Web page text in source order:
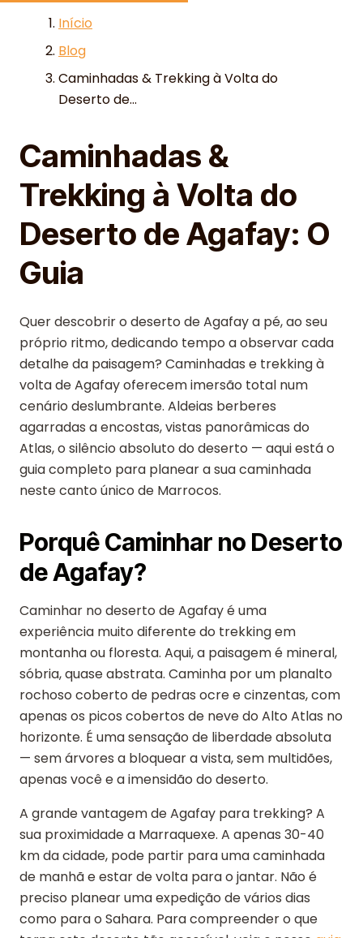
Skip to content
Início
Blog
Caminhadas & Trekking à Volta do
Deserto de...
Caminhadas &
Trekking à Volta do
Deserto de Agafay: O
Guia
Quer descobrir o deserto de Agafay a pé, ao seu
próprio ritmo, dedicando tempo a observar cada
detalhe da paisagem? Caminhadas e trekking à
volta de Agafay oferecem imersão total num
cenário deslumbrante. Aldeias berberes
agarradas a encostas, vistas panorâmicas do
Atlas, o silêncio absoluto do deserto — aqui está o
guia completo para planear a sua caminhada
neste canto único de Marrocos.
Porquê Caminhar no Deserto
de Agafay?
Caminhar no deserto de Agafay é uma
experiência muito diferente do trekking em
montanha ou floresta. Aqui, a paisagem é mineral,
sóbria, quase abstrata. Caminha por um planalto
rochoso coberto de pedras ocre e cinzentas, com
apenas os picos cobertos de neve do Alto Atlas no
horizonte. É uma sensação de liberdade absoluta
— sem árvores a bloquear a vista, sem multidões,
apenas você e a imensidão do deserto.
A grande vantagem de Agafay para trekking? A
sua proximidade a Marraquexe. A apenas 30-40
km da cidade, pode partir para uma caminhada
de manhã e estar de volta para o jantar. Não é
preciso planear uma expedição de vários dias
como para o Sahara. Para compreender o que